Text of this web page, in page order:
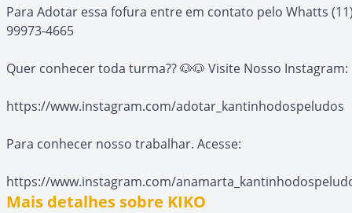
Para Adotar essa fofura entre em contato pelo Whatts
99973-4665
Quer conhecer toda turma?? 🐶🐶 Visite Nosso Instagram:
https://www.instagram.com/adotar_kantinhodospeludos
Para conhecer nosso trabalhar. Acesse:
https://www.instagram.com/
Mais detalhes sobre KIKO